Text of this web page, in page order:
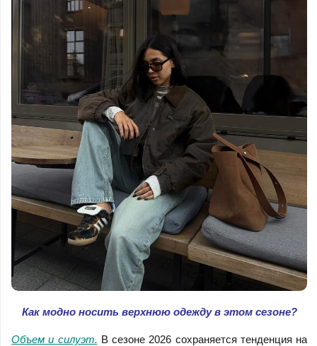
Как модно носить верхнюю одежду в этом сезоне?
Объем и силуэт. В сезоне 2026 сохраняется тенденция на